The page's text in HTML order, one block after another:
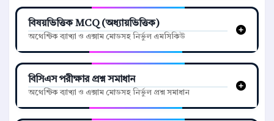
বিষয়ভিত্তিক MCQ (অধ্যায়ভিত্তিক)
অথেন্টিক ব্যাখ্যা ও এক্সাম মোডসহ নির্ভুল এমসিকিউ
বিসিএস পরীক্ষার প্রশ্ন সমাধান
অথেন্টিক ব্যাখ্যা ও এক্সাম মোডসহ নির্ভুল প্রশ্ন সমাধান